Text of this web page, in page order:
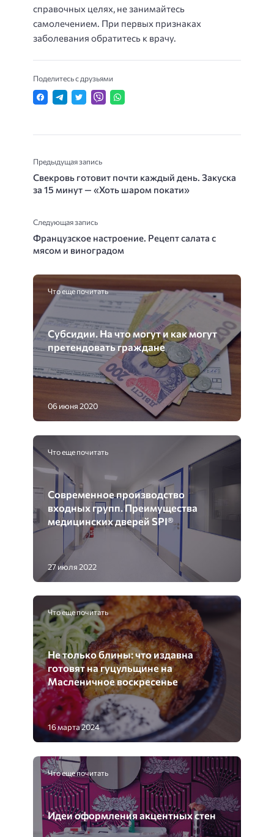
справочных целях, не занимайтесь
самолечением. При первых признаках
заболевания обратитесь к врачу.
Поделитесь с друзьями
Предыдущая запись
Свекровь готовит почти каждый день. Закуска
за 15 минут — «Хоть шаром покати»
Следующая запись
Французское настроение. Рецепт салата с
мясом и виноградом
Что еще почитать
Субсидии. На что могут и как могут
претендовать граждане
06 июня 2020
Что еще почитать
Современное производство
входных групп. Преимущества
медицинских дверей SPI®
27 июля 2022
Что еще почитать
Не только блины: что издавна
готовят на гуцульщине на
Масленичное воскресенье
16 марта 2024
Что еще почитать
Идеи оформления акцентных стен